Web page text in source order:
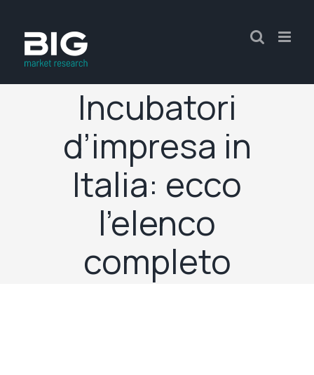
Incubatori
d’impresa in
Italia: ecco
l’elenco
completo